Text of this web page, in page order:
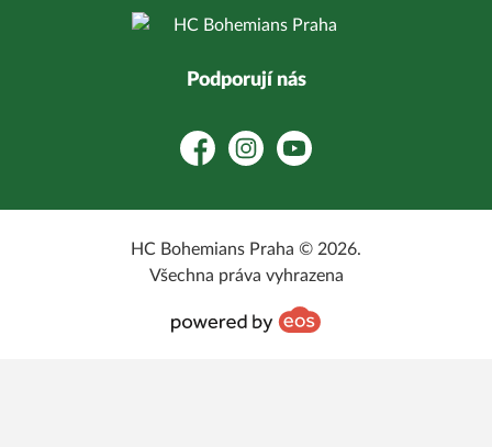
Podporují nás
FacebookInstagramYouTube
HC Bohemians Praha © 2026.
Všechna práva vyhrazena